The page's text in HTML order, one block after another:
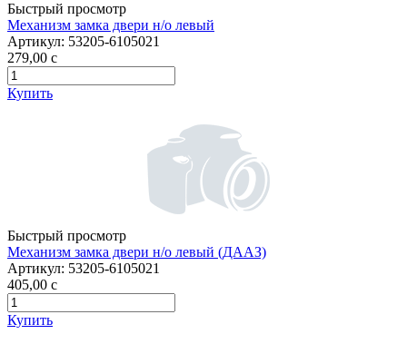
Быстрый просмотр
Механизм замка двери н/о левый
Артикул: 53205-6105021
279,00 c
Купить
Быстрый просмотр
Механизм замка двери н/о левый (ДААЗ)
Артикул: 53205-6105021
405,00 c
Купить